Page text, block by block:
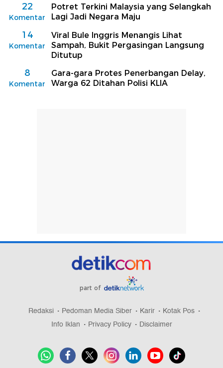
22
Komentar
Potret Terkini Malaysia yang Selangkah
Lagi Jadi Negara Maju
14
Komentar
Viral Bule Inggris Menangis Lihat
Sampah, Bukit Pergasingan Langsung
Ditutup
8
Komentar
Gara-gara Protes Penerbangan Delay,
Warga 62 Ditahan Polisi KLIA
part of
Redaksi Pedoman Media Siber Karir
Kotak Pos
Info Iklan
Privacy Policy Disclaimer